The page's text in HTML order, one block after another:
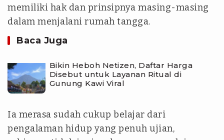
memiliki hak dan prinsipnya masing-masing
dalam menjalani rumah tangga.
Baca Juga
Bikin Heboh Netizen, Daftar Harga
Disebut untuk Layanan Ritual di
Gunung Kawi Viral
Ia merasa sudah cukup belajar dari
pengalaman hidup yang penuh ujian,